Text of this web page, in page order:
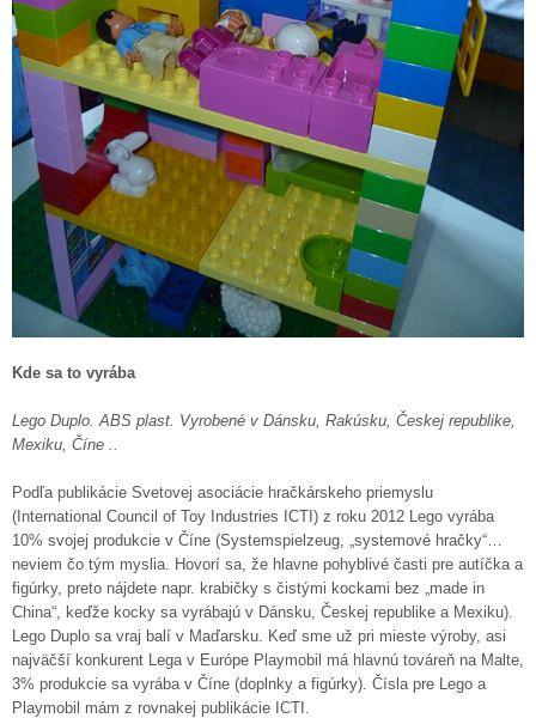
Kde sa to vyrába
Lego Duplo. ABS plast. Vyrobené v Dánsku, Rakúsku, Českej republike,
Mexiku, Číne ..
Podľa publikácie Svetovej asociácie hračkárskeho priemyslu
(International Council of Toy Industries ICTI) z roku 2012 Lego vyrába
10% svojej produkcie v Číne (Systemspielzeug, „systemové hračky“…
neviem čo tým myslia. Hovorí sa, že hlavne pohyblivé časti pre autíčka a
figúrky, preto nájdete napr. krabičky s čistými kockami bez „made in
China“, keďže kocky sa vyrábajú v Dánsku, Českej republike a Mexiku).
Lego Duplo sa vraj balí v Maďarsku. Keď sme už pri mieste výroby, asi
najväčší konkurent Lega v Európe Playmobil má hlavnú továreň na Malte,
3% produkcie sa vyrába v Číne (doplnky a figúrky). Čísla pre Lego a
Playmobil mám z rovnakej publikácie ICTI.